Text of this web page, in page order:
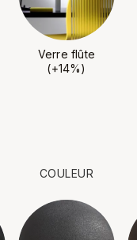
Verre flûte
(+14%)
COULEUR